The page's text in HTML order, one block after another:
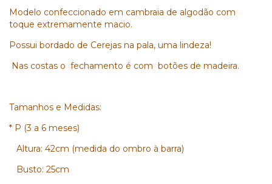
Modelo confeccionado em cambraia de algodão com
toque extremamente macio.
Possui bordado de Cerejas na pala, uma lindeza!
Nas costas o fechamento é com botões de madeira.
Tamanhos e Medidas:
* P (3 a 6 meses)
Altura: 42cm (medida do ombro à barra)
Busto: 25cm